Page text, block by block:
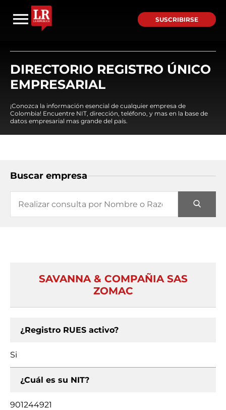
SUSCRIBIRSE
DIRECTORIO REGISTRO ÚNICO
EMPRESARIAL
¡Conozca la información esencial de cualquier empresa de
Colombia! Encuentre NIT, dirección, teléfono, y mas en la base de
datos empresarial mas grande del país.
Buscar empresa
SAVANNA & COMPAÑIA SAS
ZOMAC
¿Registro RUES activo?
Si
¿Cuál es su NIT?
901244921